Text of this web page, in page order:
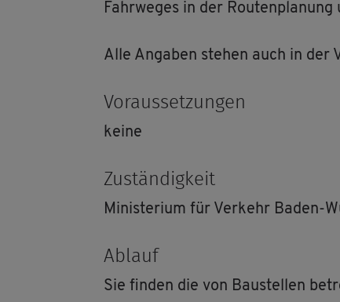
Fahr­we­ges in der
Alle An­ga­ben ste­hen auch in der
Vor­aus­set­zun­gen
keine
Zu­stän­dig­keit
Mi­nis­te­ri­um für Ver­kehr Baden-
Ab­lauf
Sie fin­den die von Bau­stel­len